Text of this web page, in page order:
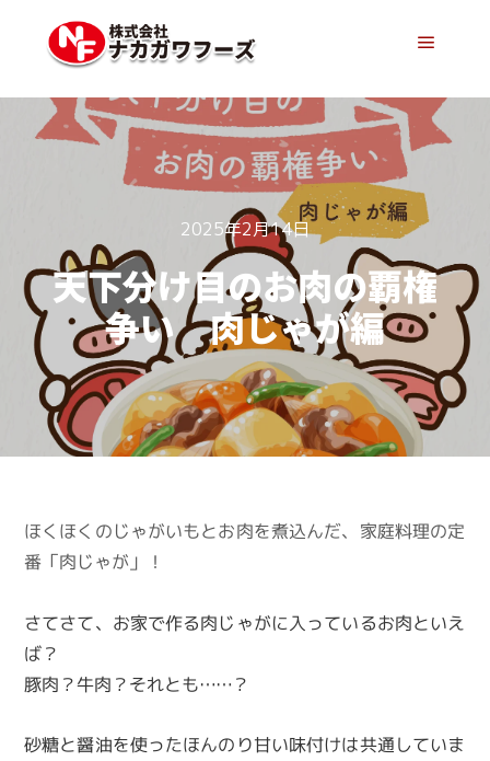
2025年2月14日
天下分け目のお肉の覇権
争い 肉じゃが編
ほくほくのじゃがいもとお肉を煮込んだ、家庭料理の定
番「肉じゃが」！
さてさて、お家で作る肉じゃがに入っているお肉といえ
ば？
豚肉？牛肉？それとも……？
砂糖と醤油を使ったほんのり甘い味付けは共通していま